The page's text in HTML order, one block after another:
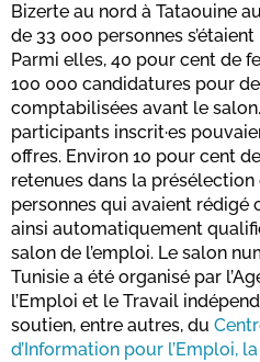
Bizerte au nord à Tataouine
de 33 000 personnes
Parmi elles, 40 pour cent de
100 000 candidatures pour
comptabilisées avant le
participants inscrit·es
offres. Environ 10 pour cent
retenues dans la présélection
personnes qui avaient rédigé
ainsi automatiquement
salon de l’emploi. Le salon
Tunisie a été organisé par
l’Emploi et le Travail
soutien, entre autres, du
d’Information pour l’Emploi,